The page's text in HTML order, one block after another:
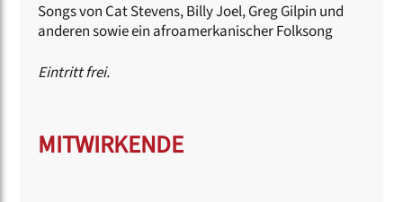
Songs von Cat Stevens, Billy Joel, Greg Gilpin und
anderen sowie ein afroamerkanischer Folksong
Eintritt frei.
MITWIRKENDE